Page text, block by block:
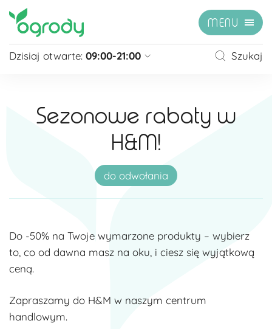
MENU
Dzisiaj otwarte: 09:00-21:00
Niedziela
zamknięte
Niedziela handlowa
10:00 - 20:00
Szukaj
Sezonowe rabaty w
H&M!
do odwołania
Do -50% na Twoje wymarzone produkty – wybierz
to, co od dawna masz na oku, i ciesz się wyjątkową
ceną.
Zapraszamy do H&M w naszym centrum
handlowym.